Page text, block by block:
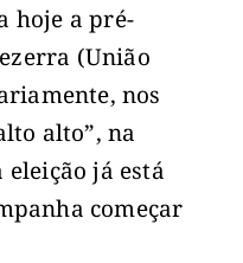
hoje a pré-
(União
nos
alto”, na
eleição já está
começar